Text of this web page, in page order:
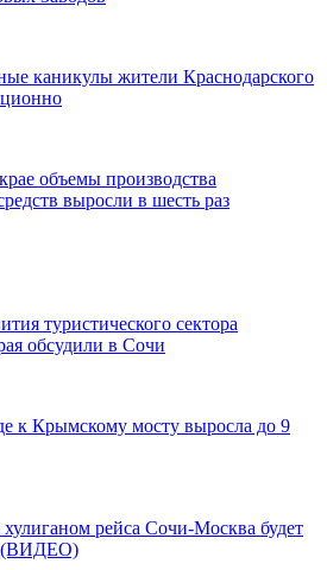
каникулы жители Краснодарского
объемы производства
выросли в шесть раз
туристического сектора
обсудили в Сочи
к Крымскому мосту выросла до 9
рейса Сочи-Москва будет
(ВИДЕО)